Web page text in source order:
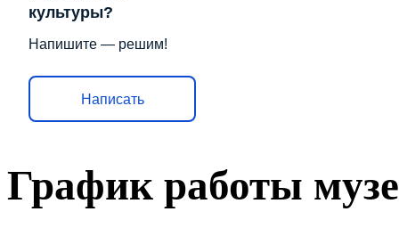
культуры?
Напишите — решим!
Написать
График работы